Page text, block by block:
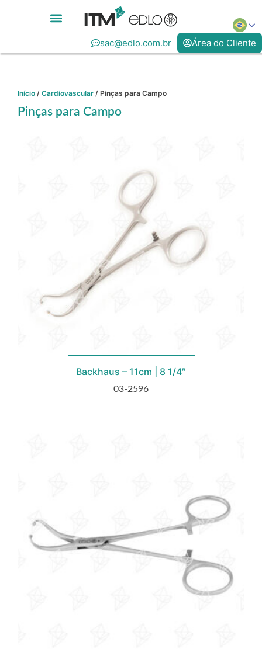
sac@edlo.com.br Área do Cliente
Início / Cardiovascular / Pinças para Campo
Pinças para Campo
Backhaus – 11cm | 8 1/4″
03-2596